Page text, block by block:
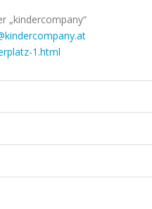
„kindercompany“
1.html